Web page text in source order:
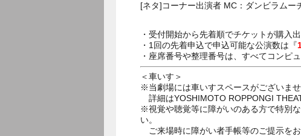
[ネタ]コーナー出演者 MC：ダンビラム
・受付開始から先着順でチケットが購入
・1回の先着申込で申込可能な公演数は『
・座席番号や整理番号は、すべてコンピ
＜車いす＞
※当劇場には車いすスペースがございま
詳細はYOSHIMOTO ROPPONGI
※視覚や聴覚等に障がいのある方で特別
い。
ご来場時に障がい者手帳等のご提示をお